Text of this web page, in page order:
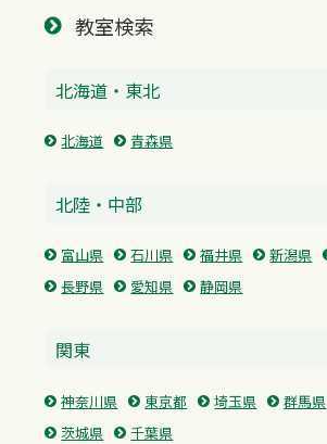
教室検索
北海道・東北
北海道 青森県
北陸・中部
富山県 石川県 福井県 新潟県
長野県
愛知県 静岡県
関東
神奈川県 東京都 埼玉県 群馬県
茨城県
千葉県